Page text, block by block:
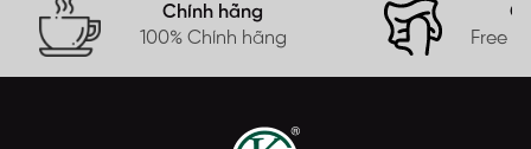
Chính hãng
100% Chính hãng
Free